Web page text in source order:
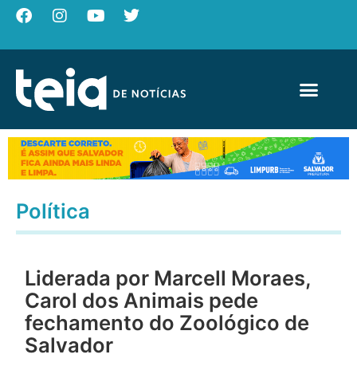
Política
Liderada por Marcell Moraes,
Carol dos Animais pede
fechamento do Zoológico de
Salvador